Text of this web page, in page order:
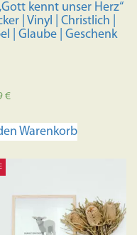
kennt unser Herz“
| Vinyl | Christlich |
| Glaube | Geschenk
€
Warenkorb